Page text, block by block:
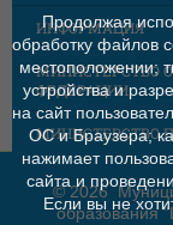
ИНФОРМАЦИЯ
МИНИСТЕРСТВО
ФЕДЕРАЦИИ
МИНИСТЕРСТВО
©2026
образования
Продолжая
обработку файлов
местоположении;
устройства и
на сайт
ОС и Браузера;
нажимает
сайта и
Если вы не